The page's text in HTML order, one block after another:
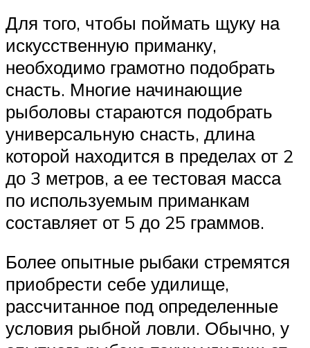
Для того, чтобы поймать щуку на
искусственную приманку,
необходимо грамотно подобрать
снасть. Многие начинающие
рыболовы стараются подобрать
универсальную снасть, длина
которой находится в пределах от 2
до 3 метров, а ее тестовая масса
по используемым приманкам
составляет от 5 до 25 граммов.
Более опытные рыбаки стремятся
приобрести себе удилище,
рассчитанное под определенные
условия рыбной ловли. Обычно, у